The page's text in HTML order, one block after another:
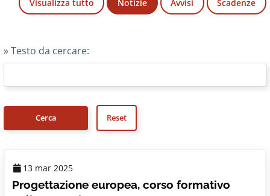
Visualizza tutto Notizie Avvisi Scadenze
» Testo da cercare:
13 mar 2025
Progettazione europea, corso formativo